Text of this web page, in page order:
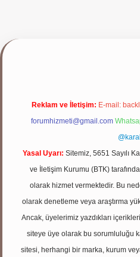
giriş yap
Reklam ve İletişim: E-mail:
forumhizmeti@gmail.com
Yasal Uyarı: Sitemiz, 5651 Sayılı
ve İletişim Kurumu (BTK)
olarak hizmet vermektedir. Bu
olarak denetleme veya araştırma
Ancak, üyelerimiz yazdıkları
siteye üye olarak bu sorumluluğu
sitesi, herhangi bir marka, kurum